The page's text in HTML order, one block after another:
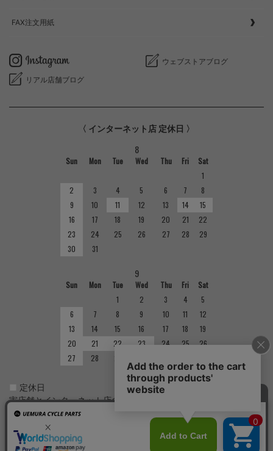
FAX注文用紙
ウェブストアブログ
リアル店舗ブログ
〈 インターネット店 定休日 〉
8
Sun Mon Tue Wed Thu Fri
Sat
1
2
3 4 5 6 7
8
9
10 11 12 13 14
15
16
17 18 19 20 21
22
23
24 25 26 27 28
29
30
31
9
Sun Mon Tue Wed Thu Fri
Sat
1
2 3 4
5
6
7 8 9 10 11
12
13
14 15 16 17 18
19
20
21 22 23 24 25
26
27
28
定休日
実店舗とインターネット店の定休日は異なりますのでご注意くだ
さい。実店舗の定休日については店舗紹介をご確認ください。